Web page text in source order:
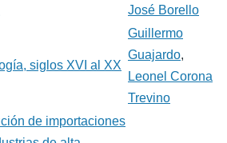
José Borello
siglos XVI al XX
Guillermo
Guajardo,
Leonel Corona
Trevino
de importaciones